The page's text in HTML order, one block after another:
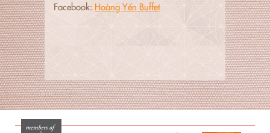
Facebook: Hoàng Yến Buffet